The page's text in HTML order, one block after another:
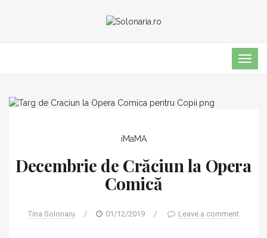
iMaMA
Decembrie de Crăciun la Opera
Comică
Tina Solonaru / 01/12/2019 / Leave a comment